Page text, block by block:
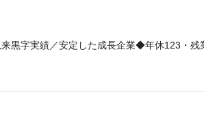
黒字実績／安定した成長企業◆年休123・残